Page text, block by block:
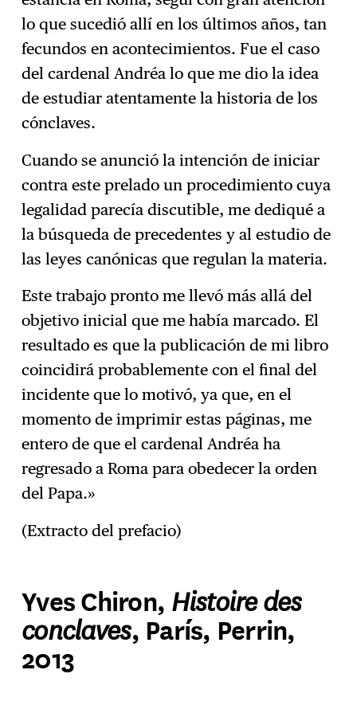
lo que sucedió allí en los últimos años, tan
fecundos en acontecimientos. Fue el caso
del cardenal Andréa lo que me dio la idea
de estudiar atentamente la historia de los
cónclaves.
Cuando se anunció la intención de iniciar
contra este prelado un procedimiento cuya
legalidad parecía discutible, me dediqué a
la búsqueda de precedentes y al estudio de
las leyes canónicas que regulan la materia.
Este trabajo pronto me llevó más allá del
objetivo inicial que me había marcado. El
resultado es que la publicación de mi libro
coincidirá probablemente con el final del
incidente que lo motivó, ya que, en el
momento de imprimir estas páginas, me
entero de que el cardenal Andréa ha
regresado a Roma para obedecer la orden
del Papa.»
(Extracto del prefacio)
Yves Chiron, Histoire des
conclaves, París, Perrin,
2013